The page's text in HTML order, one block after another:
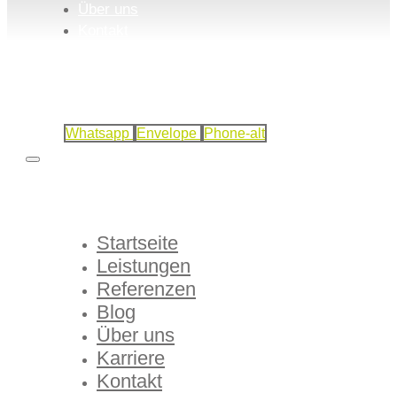
Whatsapp Envelope Phone-alt
Startseite
Leistungen
Referenzen
Blog
Über uns
Karriere
Kontakt